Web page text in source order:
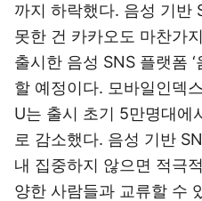
까지 하락했다. 음성 기반
못한 건 카카오도 마찬가
출시한 음성 SNS 플랫폼
할 예정이다. 모바일인덱
U는 출시 초기 5만명대에
로 감소했다. 음성 기반
내 집중하지 않으면 적극
양한 사람들과 교류할 수